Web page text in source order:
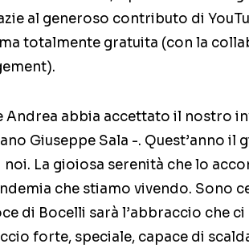
al generoso contributo di
totalmente gratuita (con la
Andrea abbia accettato il nostro
Giuseppe Sala -. Quest’anno il
La gioiosa serenità che lo
che stiamo vivendo. Sono
di Bocelli sarà l’abbraccio che ci
forte, speciale, capace di